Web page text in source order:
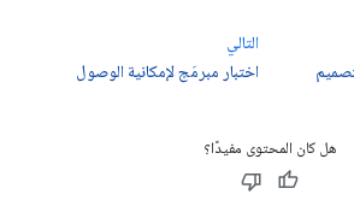
التالي
اختبار مبرمَج لإمكانية الوصول
هل كان المحتوى مفيدًا؟